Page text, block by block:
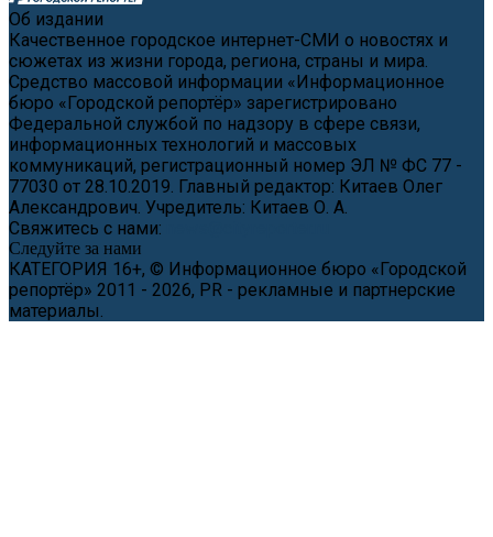
Об издании
Качественное городское интернет-СМИ о новостях и
сюжетах из жизни города, региона, страны и мира.
Средство массовой информации «Информационное
бюро «Городской репортёр» зарегистрировано
Федеральной службой по надзору в сфере связи,
информационных технологий и массовых
коммуникаций, регистрационный номер ЭЛ № ФС 77 -
77030 от 28.10.2019. Главный редактор: Китаев Олег
Александрович. Учредитель: Китаев О. А.
Свяжитесь с нами:
Следуйте за нами
КАТЕГОРИЯ 16+, © Информационное бюро «Городской
репортёр» 2011 - 2026, PR - рекламные и партнерские
материалы.